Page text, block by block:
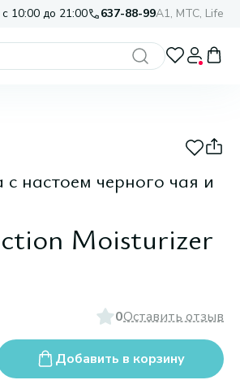
10:00 до 21:00 637-88-99A1, МТС, Life
настоем черного чая и
Moisturizer
0Оставить отзыв
Добавить в корзину